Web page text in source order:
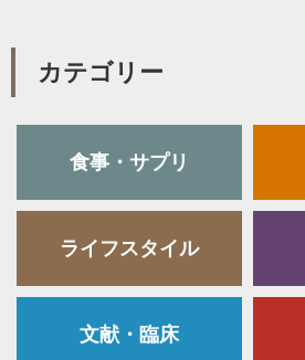
カテゴリー
食事・サプリ
ライフスタイル
文献・臨床